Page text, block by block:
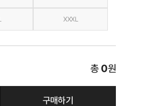
XXXL
총 0원
구매하기